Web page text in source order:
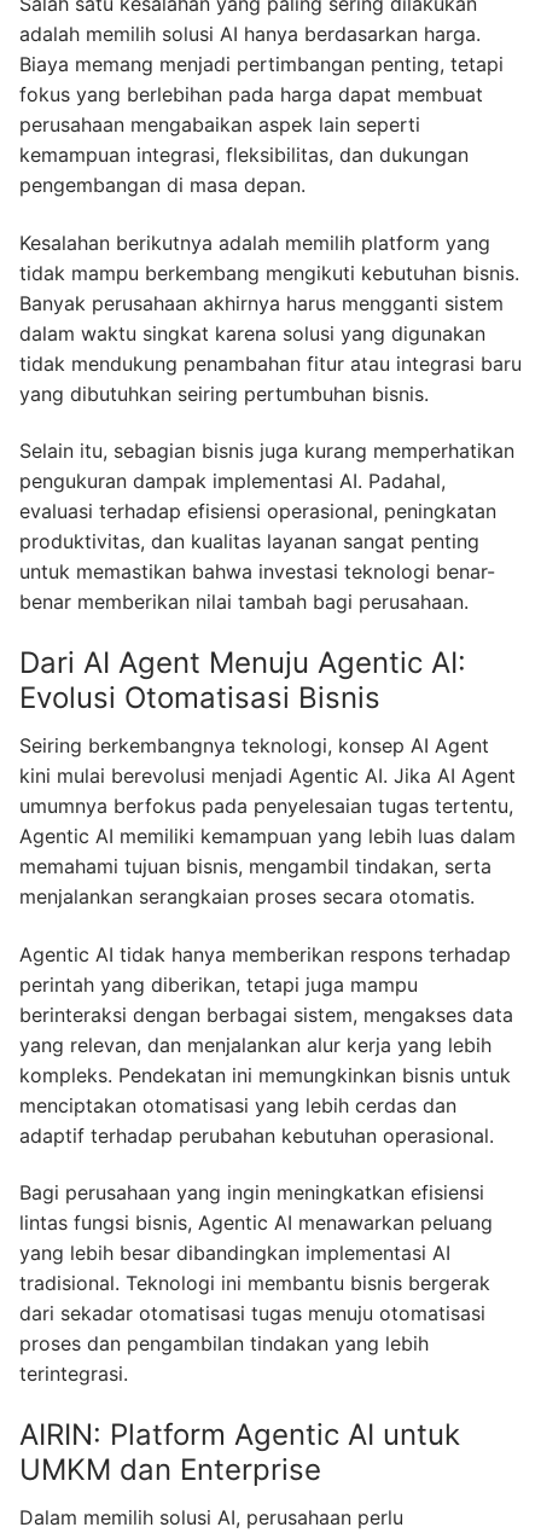
adalah memilih solusi AI hanya berdasarkan harga.
Biaya memang menjadi pertimbangan penting, tetapi
fokus yang berlebihan pada harga dapat membuat
perusahaan mengabaikan aspek lain seperti
kemampuan integrasi, fleksibilitas, dan dukungan
pengembangan di masa depan.
Kesalahan berikutnya adalah memilih platform yang
tidak mampu berkembang mengikuti kebutuhan bisnis.
Banyak perusahaan akhirnya harus mengganti sistem
dalam waktu singkat karena solusi yang digunakan
tidak mendukung penambahan fitur atau integrasi baru
yang dibutuhkan seiring pertumbuhan bisnis.
Selain itu, sebagian bisnis juga kurang memperhatikan
pengukuran dampak implementasi AI. Padahal,
evaluasi terhadap efisiensi operasional, peningkatan
produktivitas, dan kualitas layanan sangat penting
untuk memastikan bahwa investasi teknologi benar-
benar memberikan nilai tambah bagi perusahaan.
Dari AI Agent Menuju Agentic AI:
Evolusi Otomatisasi Bisnis
Seiring berkembangnya teknologi, konsep AI Agent
kini mulai berevolusi menjadi Agentic AI. Jika AI Agent
umumnya berfokus pada penyelesaian tugas tertentu,
Agentic AI memiliki kemampuan yang lebih luas dalam
memahami tujuan bisnis, mengambil tindakan, serta
menjalankan serangkaian proses secara otomatis.
Agentic AI tidak hanya memberikan respons terhadap
perintah yang diberikan, tetapi juga mampu
berinteraksi dengan berbagai sistem, mengakses data
yang relevan, dan menjalankan alur kerja yang lebih
kompleks. Pendekatan ini memungkinkan bisnis untuk
menciptakan otomatisasi yang lebih cerdas dan
adaptif terhadap perubahan kebutuhan operasional.
Bagi perusahaan yang ingin meningkatkan efisiensi
lintas fungsi bisnis, Agentic AI menawarkan peluang
yang lebih besar dibandingkan implementasi AI
tradisional. Teknologi ini membantu bisnis bergerak
dari sekadar otomatisasi tugas menuju otomatisasi
proses dan pengambilan tindakan yang lebih
terintegrasi.
AIRIN: Platform Agentic AI untuk
UMKM dan Enterprise
Dalam memilih solusi AI, perusahaan perlu